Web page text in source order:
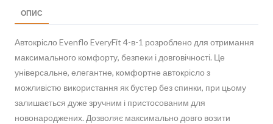
ОПИС
Автокрісло Evenflo EveryFit 4-в-1 розроблено для отримання
максимального комфорту, безпеки і довговічності. Це
універсальне, елегантне, комфортне автокрісло з
можливістю використання як бустер без спинки, при цьому
залишається дуже зручним і пристосованим для
новонароджених. Дозволяє максимально довго возити